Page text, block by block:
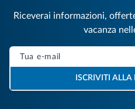
Riceverai informazioni,
vacanza
ISCRIVITI ALLA